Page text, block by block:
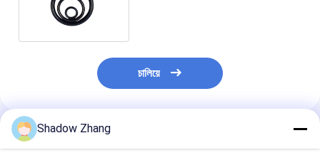
চালিয়ে
প্রস্তাবিত পণ্য
Shadow Zhang